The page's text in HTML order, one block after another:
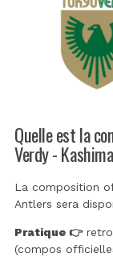
Quelle est la
Verdy -
La composition
Antlers sera
Pratique 👉
(compos